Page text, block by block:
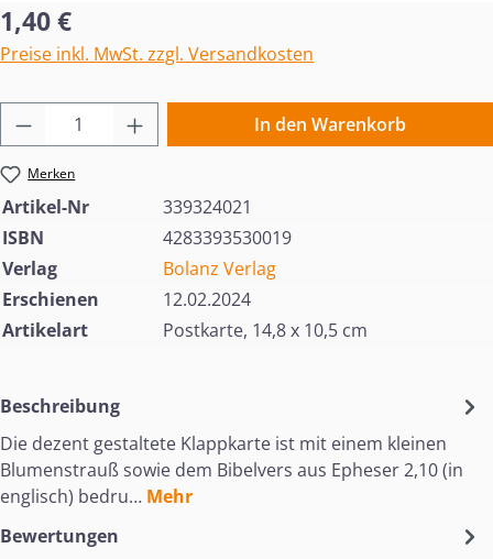
Regulärer Preis:
1,40 €
Preise inkl. MwSt. zzgl. Versandkosten
Produkt Anzahl: Gib den gewünschten
In den Warenkorb
Merken
Artikel-Nr
339324021
ISBN
4283393530019
Verlag
Bolanz Verlag
Erschienen
12.02.2024
Artikelart
Postkarte, 14,8 x 10,5 cm
Beschreibung
Die dezent gestaltete Klappkarte ist mit einem kleinen
Blumenstrauß sowie dem Bibelvers aus Epheser 2,10 (in
englisch) bedru… Mehr
Bewertungen